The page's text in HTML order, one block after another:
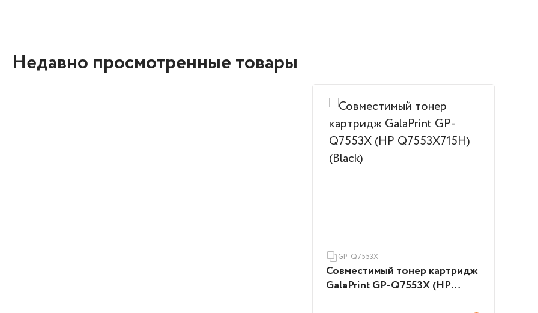
Недавно просмотренные товары
GP-Q7553X
Совместимый тонер картридж
GalaPrint GP-Q7553X (HP